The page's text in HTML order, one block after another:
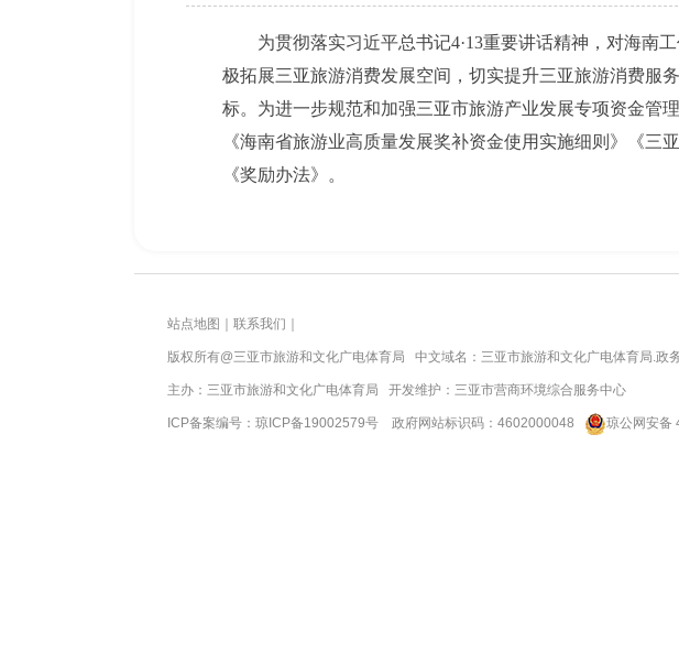
为贯彻落实习近平总书记4·13重要讲话精神，对海南
极拓展三亚旅游消费发展空间，切实提升三亚旅游消费服
标。为进一步规范和加强三亚市旅游产业发展专项资金管
《海南省旅游业高质量发展奖补资金使用实施细则》《
《奖励办法》。
站点地图 联系我们
版权所有@三亚市旅游和文化广电体育局 中文域名：三亚市旅游和文化广电体育局.政
主办：三亚市旅游和文化广电体育局 开发维护：三亚市营商环境综合服务中心
ICP备案编号： 琼ICP备19002579号 政府网站标识码： 4602000048 琼公网安备